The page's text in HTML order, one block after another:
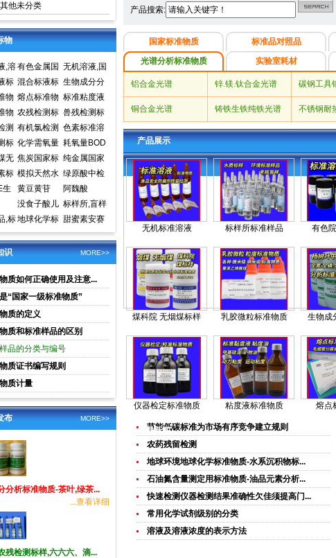
其他未分类
物
,溶
质,
物
有色金属国
家标准物质
中心,国家标
准物质网
无机溶液,国
家标准物质
网,国家标准
物质中心
标
国
准
混合标液标
准物质
生物成分分
析标准物质
物 熔点标准物
质
标准粘度液
物 农残检测标
准样品,标准
溶液,标准物
质
兽残检测标
准样品,标准
溶液,标准物
质
测
,标
准
有机氯检测
标准样品标
准溶液标准
物质
色素标准溶
液标准物质
食品检测
标
准
溶
化学需氧量
COD标准溶
液标准物质
标样环境标
准样品
耗氧量BOD
5标准溶液
标准物质标
样环境标准
样品
无
标
家
焦炭国家标
准物质国家
标准样品
纯金属国家
实物标准样
品
标
准
模拟天然水
标准溶液
绿原酸中检
所标准品对
照品高效液
相色谱HPL
C
生
品
检
黄豆黄苷
阿魏酸
没食子酸儿
茶素
标样所,盲样
,标地球化学标
准物质矿石
土壤生物成
分分析
甜蜜素安赛
蜜(乙酰磺胺
酸钾)标准溶
液食品检测
标准物质
MORE>>
识
质如何正确使用及注意...
“国家一级标准物质”
质的定义
质和标准样品的区别
品的分类与编号
质证书编写规则
质计量
MORE>>
布
分析标准物质-茶叶,绿茶...
...查看详细
残检测标样,六六六、滴...
产品搜索:
国家标准物质 标准品对照品
光谱分析标准物质
实验室耗材
铝合金光谱 锌.镁.钛合金光谱 碳钢工具
光谱
铜合金光谱 铸铁生铁纯铁光谱 不锈钢耐
产品展示
无机标准溶液 标样所标准样品 有色
煤科院 无烟煤标样 乳胶微粒标准物质 生物成
仪器检定标准物质 粘度液标准物质 熔点
行业新闻
节能低碳标准为市场有序竞争建立规则
农药残留检测
地球环境地球化学标准物质-水系沉积物标...
石油氮含量测定用标准物质-油品元素分析...
快速检测仪器检测结果准确性欠佳须提高门...
常用化学试剂级别的分类
溶液及溶液浓度的表示方法